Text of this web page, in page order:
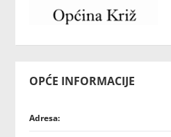
OPĆE INFORMACIJE
Adresa: